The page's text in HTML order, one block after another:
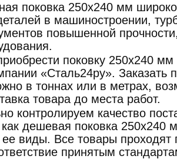
поковка 250x240 мм
в машиностроении,
повышенной
поковку 250x240
«Сталь24ру». Заказать
в тоннах или в метрах,
товара до места работ.
контролируем качество
дешевая поковка 250x240
виды. Все товары проходят
принятым